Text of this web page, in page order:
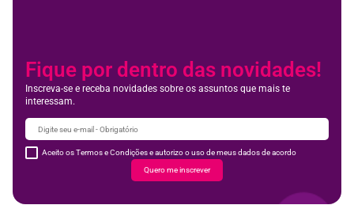
Fique por dentro das novidades!
Inscreva-se e receba novidades sobre os assuntos que mais te
interessam.
Aceito os Termos e Condições e autorizo o uso de meus dados de acordo
Quero me inscrever